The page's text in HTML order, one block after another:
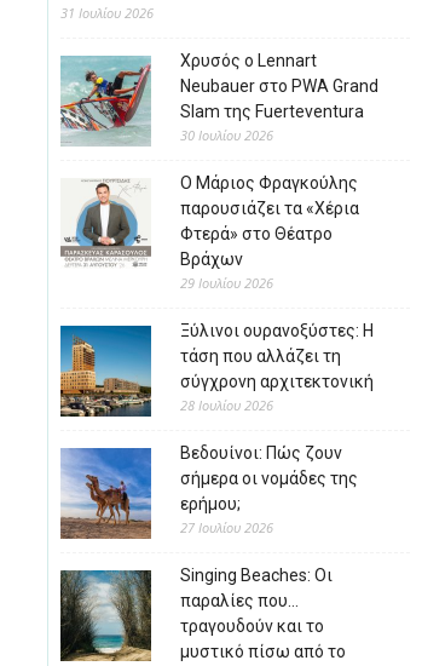
31 Ιουλίου 2026
Χρυσός ο Lennart
Neubauer στο PWA Grand
Slam της Fuerteventura
30 Ιουλίου 2026
Ο Μάριος Φραγκούλης
παρουσιάζει τα «Χέρια
Φτερά» στο Θέατρο
Βράχων
29 Ιουλίου 2026
Ξύλινοι ουρανοξύστες: Η
τάση που αλλάζει τη
σύγχρονη αρχιτεκτονική
28 Ιουλίου 2026
Βεδουίνοι: Πώς ζουν
σήμερα οι νομάδες της
ερήμου;
27 Ιουλίου 2026
Singing Beaches: Οι
παραλίες που…
τραγουδούν και το
μυστικό πίσω από το